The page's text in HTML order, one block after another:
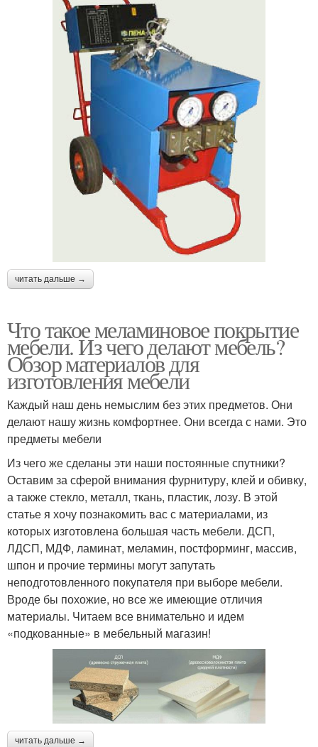
читать дальше →
Что такое меламиновое покрытие
мебели. Из чего делают мебель?
Обзор материалов для
изготовления мебели
Каждый наш день немыслим без этих предметов. Они
делают нашу жизнь комфортнее. Они всегда с нами. Это
предметы мебели
Из чего же сделаны эти наши постоянные спутники?
Оставим за сферой внимания фурнитуру, клей и обивку,
а также стекло, металл, ткань, пластик, лозу. В этой
статье я хочу познакомить вас с материалами, из
которых изготовлена большая часть мебели. ДСП,
ЛДСП, МДФ, ламинат, меламин, постформинг, массив,
шпон и прочие термины могут запутать
неподготовленного покупателя при выборе мебели.
Вроде бы похожие, но все же имеющие отличия
материалы. Читаем все внимательно и идем
«подкованные» в мебельный магазин!
читать дальше →